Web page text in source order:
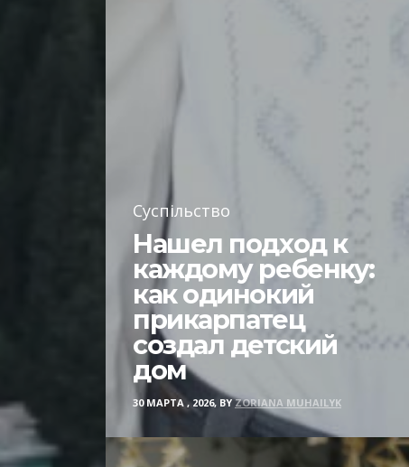
Суспільство
Нашел подход к
каждому ребенку:
как одинокий
прикарпатец
создал детский
дом
30 МАРТА , 2026, BYZORIANA MUHAILYK